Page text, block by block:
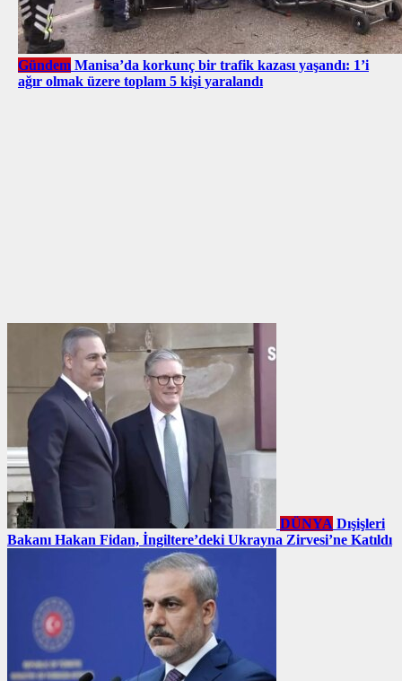
Gündem Manisa’da korkunç bir trafik kazası yaşandı: 1’i
ağır olmak üzere toplam 5 kişi yaralandı
DÜNYA Dışişleri
Bakanı Hakan Fidan, İngiltere’deki Ukrayna Zirvesi’ne Katıldı